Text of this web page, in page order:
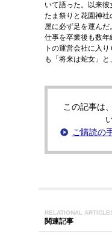
いて語った。以来
たま祭りと花園神
屋に必ず足を運ん
仕事を卒業後も数年
トの運営会社に入
も「将来は蛇女」と
この記事は
ご購読の
RELATIONAL
関連記事